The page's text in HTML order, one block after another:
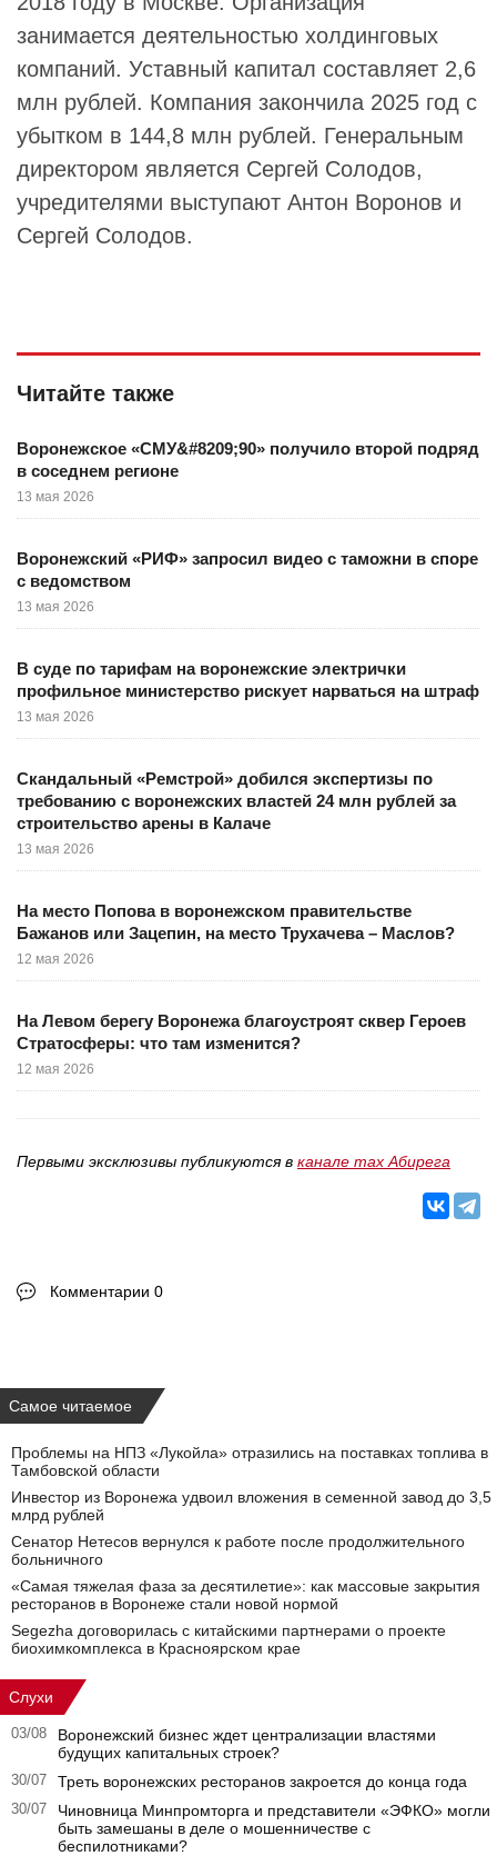
занимается деятельностью холдинговых
компаний. Уставный капитал составляет 2,6
млн рублей. Компания закончила 2025 год с
убытком в 144,8 млн рублей. Генеральным
директором является Сергей Солодов,
учредителями выступают Антон Воронов и
Сергей Солодов.
Читайте также
Воронежское «СМУ&#8209;90» получило второй подряд
в соседнем регионе
13 мая 2026
Воронежский «РИФ» запросил видео с таможни в споре
с ведомством
13 мая 2026
В суде по тарифам на воронежские электрички
профильное министерство рискует нарваться на штраф
13 мая 2026
Скандальный «Ремстрой» добился экспертизы по
требованию с воронежских властей 24 млн рублей за
строительство арены в Калаче
13 мая 2026
На место Попова в воронежском правительстве
Бажанов или Зацепин, на место Трухачева – Маслов?
12 мая 2026
На Левом берегу Воронежа благоустроят сквер Героев
Стратосферы: что там изменится?
12 мая 2026
Первыми эксклюзивы публикуются в канале max Абирега
Комментарии 0
Самое читаемое
Проблемы на НПЗ «Лукойла» отразились на поставках топлива в
Тамбовской области
Инвестор из Воронежа удвоил вложения в семенной завод до 3,5
млрд рублей
Сенатор Нетесов вернулся к работе после продолжительного
больничного
«Самая тяжелая фаза за десятилетие»: как массовые закрытия
ресторанов в Воронеже стали новой нормой
Segezha договорилась с китайскими партнерами о проекте
биохимкомплекса в Красноярском крае
Слухи
03/08
Воронежский бизнес ждет централизации властями
будущих капитальных строек?
30/07 Треть воронежских ресторанов закроется до конца года
30/07
Чиновница Минпромторга и представители «ЭФКО» могли
быть замешаны в деле о мошенничестве с
беспилотниками?